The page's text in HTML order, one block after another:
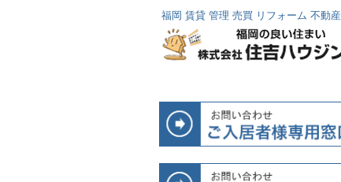
福岡 賃貸 管理 売買 リフォーム 不動産